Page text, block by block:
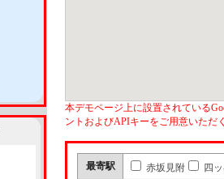
本デモページ上に設置されている
ントおよびAPIキーをご用意いただ
最寄駅 赤坂見附 四